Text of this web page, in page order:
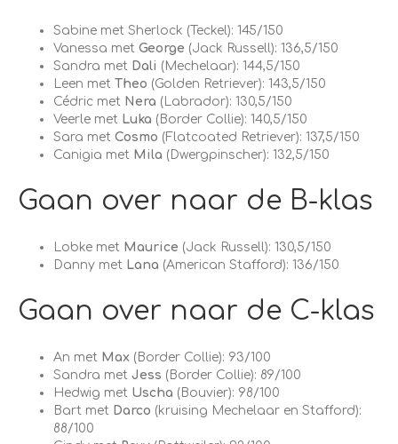
Sabine met Sherlock (Teckel): 145/150
Vanessa met George (Jack Russell): 136,5/150
Sandra met Dali (Mechelaar): 144,5/150
Leen met Theo (Golden Retriever): 143,5/150
Cédric met Nera (Labrador): 130,5/150
Veerle met Luka (Border Collie): 140,5/150
Sara met Cosmo (Flatcoated Retriever): 137,5/150
Canigia met Mila (Dwergpinscher): 132,5/150
Gaan over naar de B-klas
Lobke met Maurice (Jack Russell): 130,5/150
Danny met Lana (American Stafford): 136/150
Gaan over naar de C-klas
An met Max (Border Collie): 93/100
Sandra met Jess (Border Collie): 89/100
Hedwig met Uscha (Bouvier): 98/100
Bart met Darco (kruising Mechelaar en Stafford):
88/100